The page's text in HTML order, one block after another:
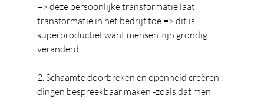
=> deze persoonlijke transformatie laat
transformatie in het bedrijf toe => dit is
superproductief want mensen zijn grondig
veranderd.
2. Schaamte doorbreken en openheid creëren ,
dingen bespreekbaar maken -zoals dat men